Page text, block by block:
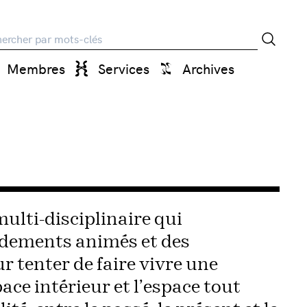
Membres Services
Archives
disciplinaire qui
animés et des
tenter de faire vivre une
intérieur et l’espace tout